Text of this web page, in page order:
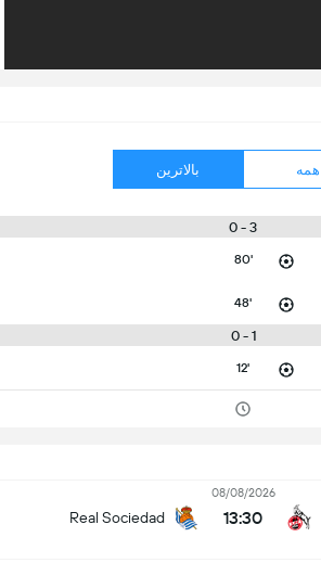
همه بالاترین
3 - 0
80'
48'
1 - 0
12'
08/08/2026
13:30
Real Sociedad